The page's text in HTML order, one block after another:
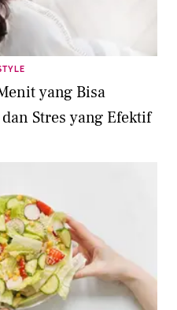
yang Bisa
Stres yang Efektif